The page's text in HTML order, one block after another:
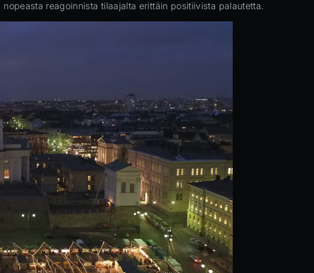
reagoinnista tilaajalta erittäin positiivista palautetta.